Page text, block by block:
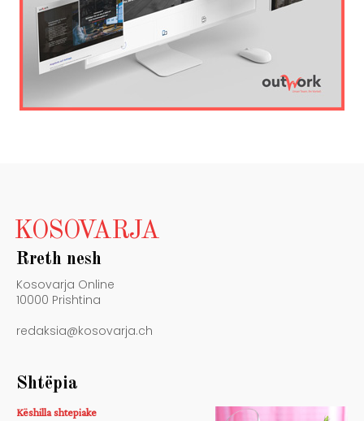
KOSOVARJA
Rreth nesh
Kosovarja Online
10000 Prishtina
redaksia@kosovarja.ch
Shtëpia
Këshilla shtepiake